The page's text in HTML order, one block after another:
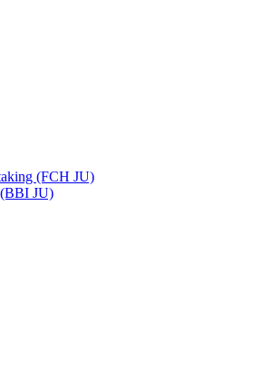
(FCH JU)
(BBI JU)